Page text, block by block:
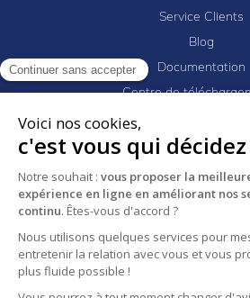
Continuer sans accepter
Voici nos cookies,
c'est vous qui décidez
Notre souhait : vous proposer la
expérience en ligne en améliorant nos
continu. Êtes-vous d'accord ?
Nous utilisons quelques services pour
entretenir la relation avec vous et vous
plus fluide possible !
Service Clients
Blog
Documentation
Centre de
Newsletter
Logiciel EJ32
Mentions légales
Politique de
Conditions générales